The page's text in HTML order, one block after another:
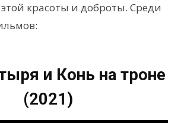
этой красоты и доброты. Среди
и Конь на троне
(2021)